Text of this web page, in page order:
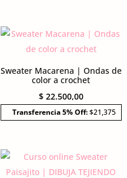
Sweater Macarena | Ondas de
color a crochet
$22.500,00
Transferencia 5% Off:$21,375